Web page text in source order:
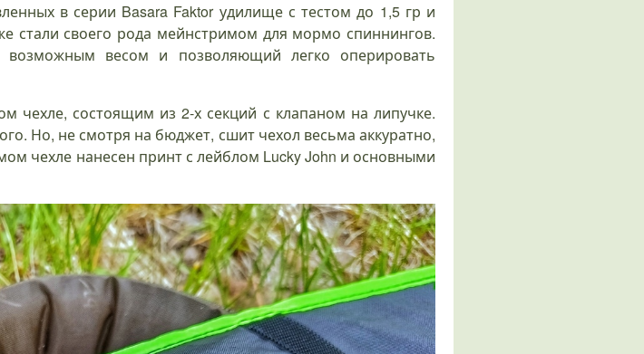
в серии Basara Faktor удилище с тестом до 1,5 гр и
стали своего рода мейнстримом для мормо спиннингов.
весом и позволяющий легко оперировать
чехле, состоящим из 2-х секций с клапаном на липучке.
Но, не смотря на бюджет, сшит чехол весьма аккуратно,
чехле нанесен принт с лейблом Lucky John и основными